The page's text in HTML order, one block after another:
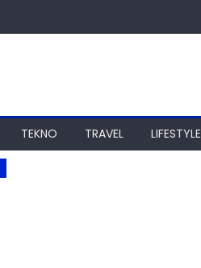
TEKNO TRAVEL LIFESTYLE